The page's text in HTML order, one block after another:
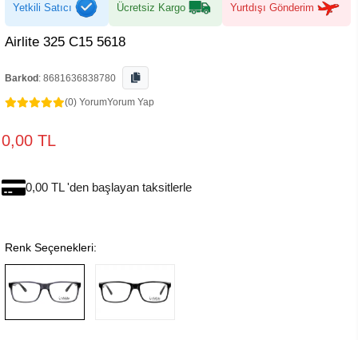
Yetkili Satıcı Ücretsiz Kargo Yurtdışı Gönderim
Airlite 325 C15 5618
Barkod : 8681636838780
(0) YorumYorum Yap
0,00 TL
0,00 TL 'den başlayan taksitlerle
Renk Seçenekleri: